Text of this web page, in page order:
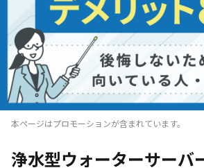
本ページはプロモーションが含まれています。
浄水型ウォーターサーバ